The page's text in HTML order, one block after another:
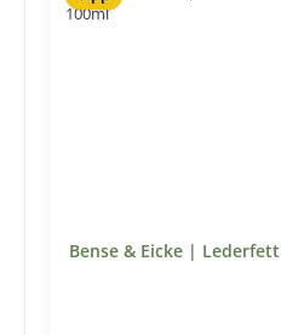
Bense & Eicke |